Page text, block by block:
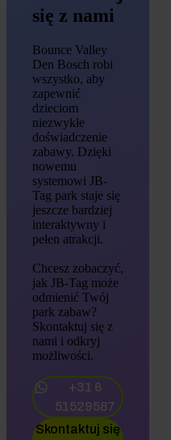
się z nami
Bounce Valley
Den Bosch robi
wszystko, aby
zapewnić
dzieciom
niezwykłe
doświadczenie
zabawy. Dzięki
nowemu
systemowi JB-
Tag park staje się
jeszcze bardziej
interaktywny i
pełen atrakcji.
Chcesz zobaczyć,
jak JB-Tag może
odmienić Twój
park zabaw?
Skontaktuj się z
nami i odkryj
możliwości.
+31 6
51529587
Skontaktuj się